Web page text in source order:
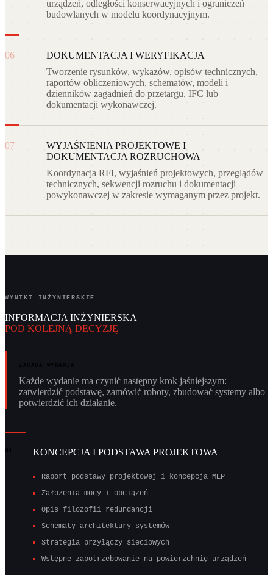
urządzeń, odległości konserwacyjnych i ograniczeń
budowlanych w modelu koordynacyjnym.
06
DOKUMENTACJA I WERYFIKACJA
Tworzenie rysunków, wykazów, opisów technicznych,
raportów obliczeniowych, schematów, modeli i
dzienników zagadnień do przetargu, IFC lub
dokumentacji wykonawczej.
07
WYJAŚNIENIA PROJEKTOWE I
DOKUMENTACJA ROZRUCHOWA
Koordynacja RFI, wyjaśnień projektowych, przeglądów
technicznych, sekwencji rozruchu i dokumentacji
powykonawczej w zakresie wymaganym przez projekt.
WYNIKI INŻYNIERSKIE
INFORMACJA INŻYNIERSKA
POD KOLEJNĄ DECYZJĘ
ZASADA WYDANIA
Każde wydanie ma czynić następny krok jaśniejszym:
zatwierdzić podstawę, zamówić roboty, zbudować systemy albo
potwierdzić ich działanie.
01 KONCEPCJA I PODSTAWA PROJEKTOWA
Raport podstawy projektowej i koncepcja MEP
Założenia mocy i obciążeń
Opis filozofii redundancji
Schematy architektury systemów
Strategia przyłączy sieciowych
Wstępne zapotrzebowanie na powierzchnię urządzeń